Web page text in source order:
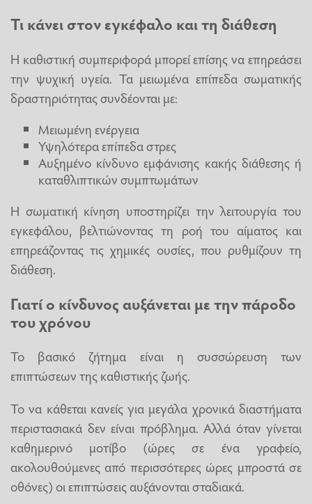
Τι κάνει στον εγκέφαλο και τη διάθεση
Η καθιστική συμπεριφορά μπορεί επίσης να επηρεάσει
την ψυχική υγεία. Τα μειωμένα επίπεδα σωματικής
δραστηριότητας συνδέονται με:
Μειωμένη ενέργεια
Υψηλότερα επίπεδα στρες
Αυξημένο κίνδυνο εμφάνισης κακής διάθεσης ή
καταθλιπτικών συμπτωμάτων
Η σωματική κίνηση υποστηρίζει την λειτουργία του
εγκεφάλου, βελτιώνοντας τη ροή του αίματος και
επηρεάζοντας τις χημικές ουσίες, που ρυθμίζουν τη
διάθεση.
Γιατί ο κίνδυνος αυξάνεται με την πάροδο
του χρόνου
Το βασικό ζήτημα είναι η συσσώρευση των
επιπτώσεων της καθιστικής ζωής.
Το να κάθεται κανείς για μεγάλα χρονικά διαστήματα
περιστασιακά δεν είναι πρόβλημα. Αλλά όταν γίνεται
καθημερινό μοτίβο (ώρες σε ένα γραφείο,
ακολουθούμενες από περισσότερες ώρες μπροστά σε
οθόνες) οι επιπτώσεις αυξάνονται σταδιακά.